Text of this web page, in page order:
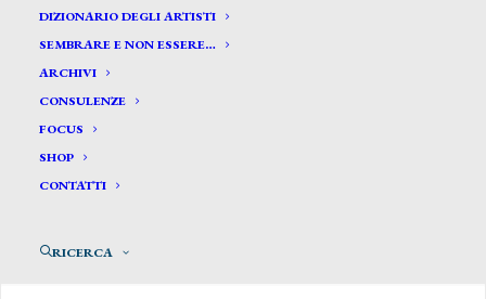
DIZIONARIO DEGLI ARTISTI
SEMBRARE E NON ESSERE…
ARCHIVI
CONSULENZE
FOCUS
SHOP
CONTATTI
RICERCA
Agricola Eduard